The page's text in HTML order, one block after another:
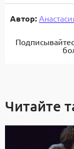
Автор:
Читайте